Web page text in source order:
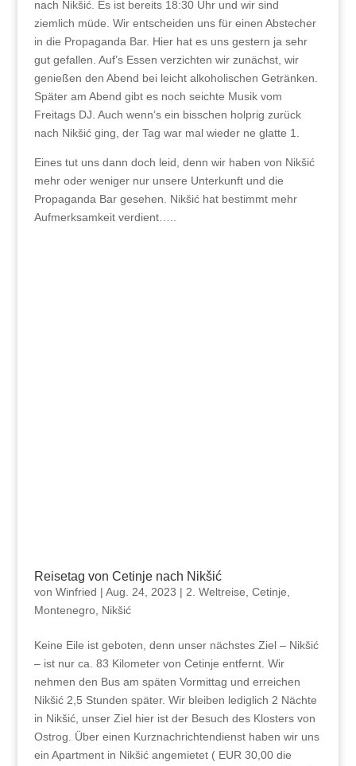
nach Nikšić. Es ist bereits 18:30 Uhr und wir sind
ziemlich müde. Wir entscheiden uns für einen Abstecher
in die Propaganda Bar. Hier hat es uns gestern ja sehr
gut gefallen. Auf’s Essen verzichten wir zunächst, wir
genießen den Abend bei leicht alkoholischen Getränken.
Später am Abend gibt es noch seichte Musik vom
Freitags DJ. Auch wenn’s ein bisschen holprig zurück
nach Nikšić ging, der Tag war mal wieder ne glatte 1.
Eines tut uns dann doch leid, denn wir haben von Nikšić
mehr oder weniger nur unsere Unterkunft und die
Propaganda Bar gesehen. Nikšić hat bestimmt mehr
Aufmerksamkeit verdient…..
Reisetag von Cetinje nach Nikšić
von Winfried | Aug. 24, 2023 | 2. Weltreise Cetinje
Montenegro, Nikšić
Keine Eile ist geboten, denn unser nächstes Ziel – Nikšić
– ist nur ca. 83 Kilometer von Cetinje entfernt. Wir
nehmen den Bus am späten Vormittag und erreichen
Nikšić 2,5 Stunden später. Wir bleiben lediglich 2 Nächte
in Nikšić, unser Ziel hier ist der Besuch des Klosters von
Ostrog. Über einen Kurznachrichtendienst haben wir uns
ein Apartment in Nikšić angemietet ( EUR 30,00 die